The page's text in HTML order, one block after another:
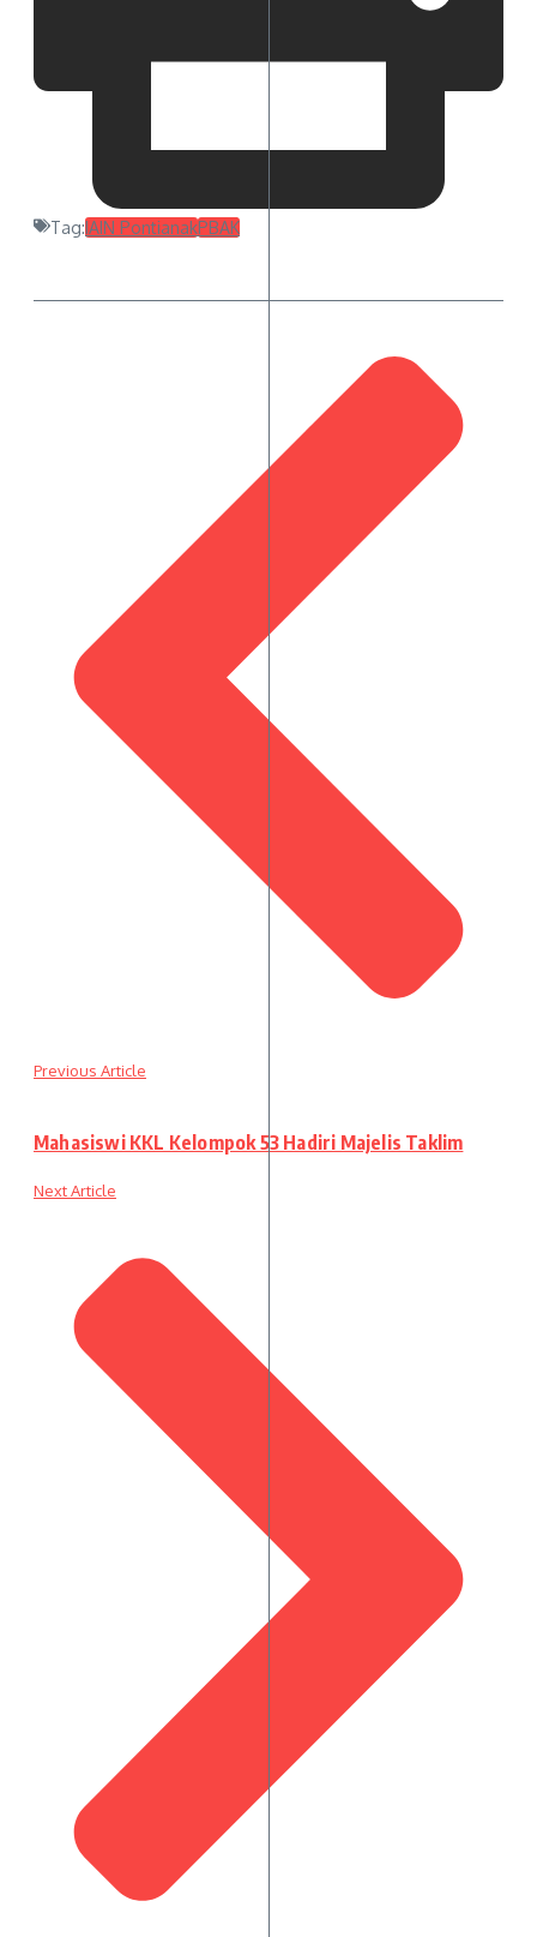
Tag:IAIN PontianakPBAK
Previous Article
Mahasiswi KKL Kelompok 53 Hadiri Majelis Taklim
Next Article